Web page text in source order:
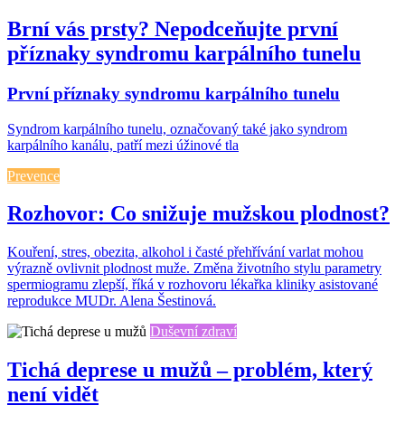
Brní vás prsty? Nepodceňujte první
příznaky syndromu karpálního tunelu
První příznaky syndromu karpálního tunelu
Syndrom karpálního tunelu, označovaný také jako syndrom
karpálního kanálu, patří mezi úžinové tla
Prevence
Rozhovor: Co snižuje mužskou plodnost?
Kouření, stres, obezita, alkohol i časté přehřívání varlat mohou
výrazně ovlivnit plodnost muže. Změna životního stylu parametry
spermiogramu zlepší, říká v rozhovoru lékařka kliniky asistované
reprodukce MUDr. Alena Šestinová.
Duševní zdraví
Tichá deprese u mužů – problém, který
není vidět